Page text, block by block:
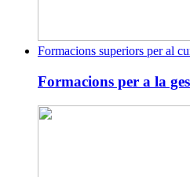
Formacions superiors per al
Formacions per a la